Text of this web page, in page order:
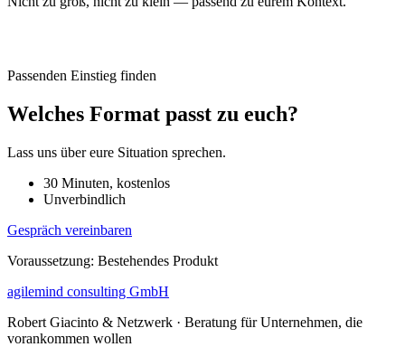
Passenden Einstieg finden
Welches Format passt zu euch?
Lass uns über eure Situation sprechen.
30 Minuten, kostenlos
Unverbindlich
Gespräch vereinbaren
Voraussetzung: Bestehendes Produkt
agilemind consulting GmbH
Robert Giacinto & Netzwerk · Beratung für Unternehmen, die
vorankommen wollen